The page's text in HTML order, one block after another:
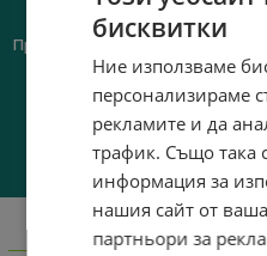
Предлагаме различни методи
на плащане, включително
криптовалута.
бисквитки
Ние използваме
персонализираме
рекламите и да
трафик. Също така
информация за
нашия сайт от
партньори за